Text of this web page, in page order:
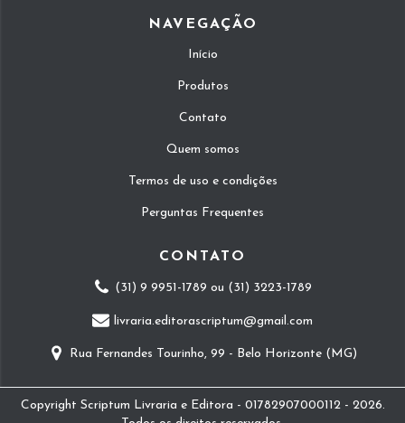
NAVEGAÇÃO
Início
Produtos
Contato
Quem somos
Termos de uso e condições
Perguntas Frequentes
CONTATO
(31) 9 9951-1789 ou (31) 3223-1789
livraria.editorascriptum@gmail.com
Rua Fernandes Tourinho, 99 - Belo Horizonte (MG)
Copyright Scriptum Livraria e Editora - 01782907000112 - 2026.